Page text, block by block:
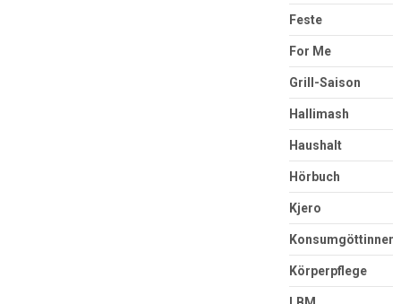
Feste
For Me
Grill-Saison
Hallimash
Haushalt
Hörbuch
Kjero
Konsumgöttinnen
Körperpflege